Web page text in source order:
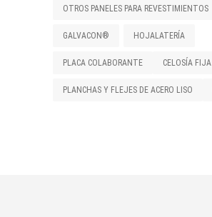
OTROS PANELES PARA REVESTIMIENTOS
GALVACON® HOJALATERÍA
PLACA COLABORANTE CELOSÍA FIJA
PLANCHAS Y FLEJES DE ACERO LISO